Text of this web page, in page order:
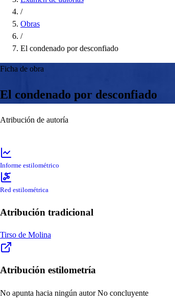
/
Obras
/
El condenado por desconfiado
Ficha de obra
El condenado por desconfiado
Atribución de autoría
Informe estilométrico
Red estilométrica
Atribución tradicional
Tirso de Molina
Atribución estilometría
No apunta hacia ningún autor No concluyente